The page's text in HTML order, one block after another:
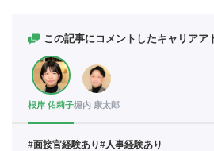
この記事にコメントしたキャリアア
根岸 佑莉子堀内 康太郎
#面接官経験あり#人事経験あり